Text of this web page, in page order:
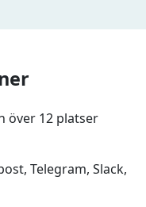
över 12 platser
Telegram, Slack,